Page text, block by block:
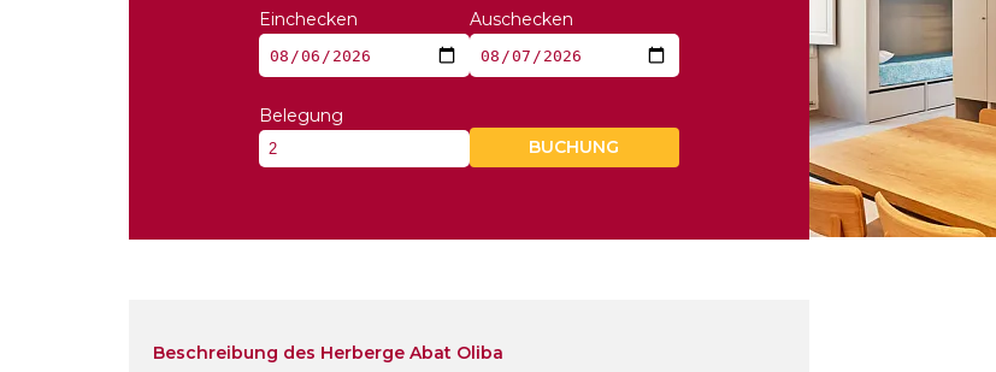
Einchecken Auschecken
Belegung
BUCHUNG
Beschreibung des Herberge Abat Oliba